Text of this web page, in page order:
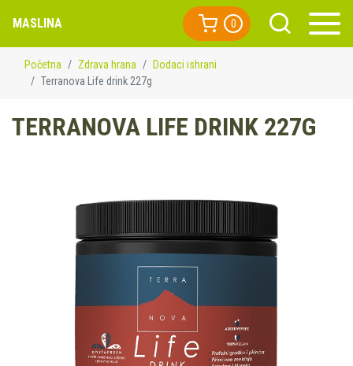
MASLINA 0
Početna Zdrava hrana
Dodaci ishrani
Terranova Life drink 227g
TERRANOVA LIFE DRINK 227G